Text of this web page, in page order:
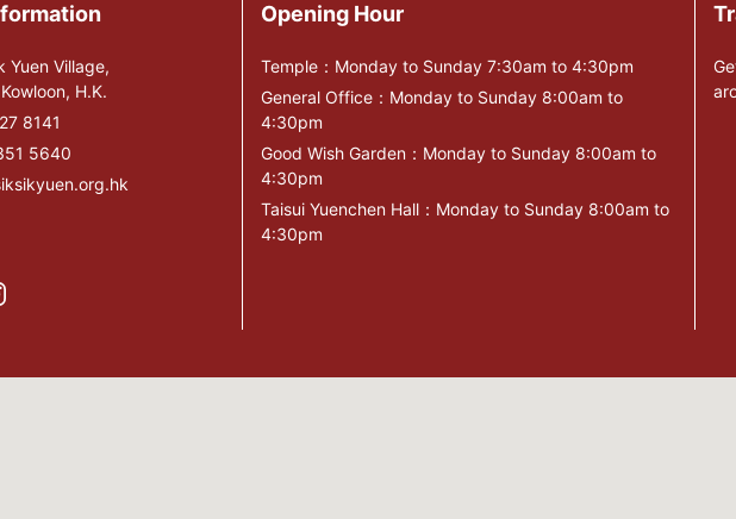
Yuen Village,
H.K.
8141
5640
Opening Hour
Temple：Monday to Sunday 7:30am to 4:30pm
General Office：Monday to Sunday 8:00am to
4:30pm
Good Wish Garden：Monday to Sunday 8:00am to
4:30pm
Taisui Yuenchen Hall：Monday to Sunday 8:00am to
4:30pm